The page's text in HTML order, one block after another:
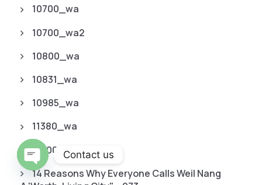
10700_wa
10700_wa2
10800_wa
10831_wa
10985_wa
11380_wa
11800_prod
14 Reasons Why Everyone Calls Weil Nang
Contact us
O